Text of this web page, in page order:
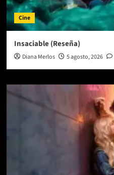
Cine
Insaciable (Reseña)
Diana Merlos 5 agosto, 2026